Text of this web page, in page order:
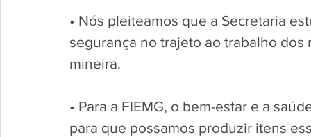
• Nós pleiteamos que a Secretaria
segurança no trajeto ao trabalho
mineira.
• Para a FIEMG, o bem-estar e a
para que possamos produzir itens